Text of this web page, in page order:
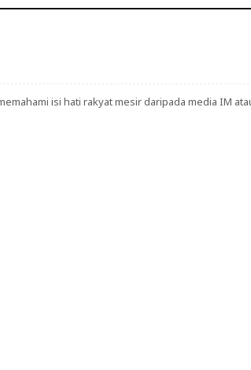
isi hati rakyat mesir daripada media IM